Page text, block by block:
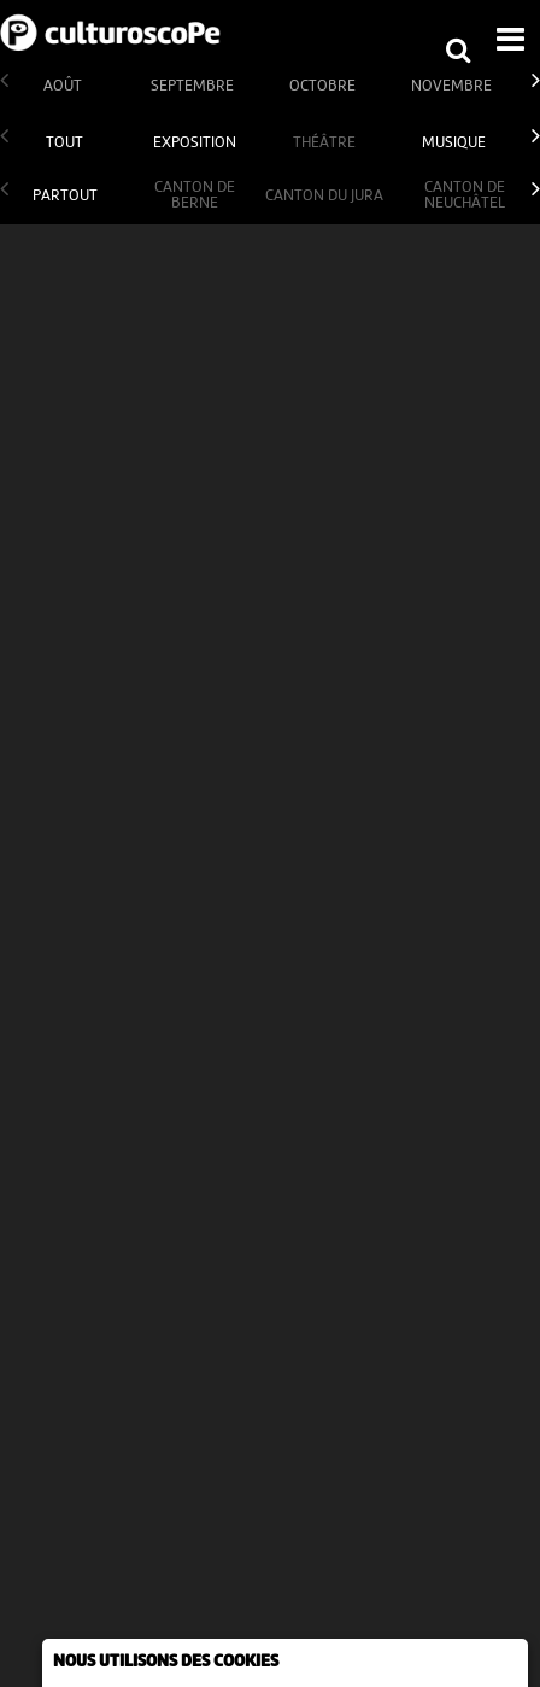
NOUS UTILISONS DES COOKIES
AOÛT SEPTEMBRE OCTOBRE NOVEMBRE
TOUT EXPOSITION THÉÂTRE MUSIQUE
PARTOUT
CANTON DE
BERNE
CANTON DU JURA
CANTON DE
NEUCHÂTEL